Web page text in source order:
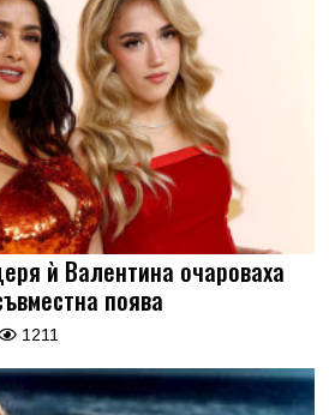
ѝ Валентина очароваха
поява
1211